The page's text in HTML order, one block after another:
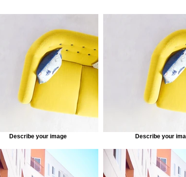
Describe your image Describe your